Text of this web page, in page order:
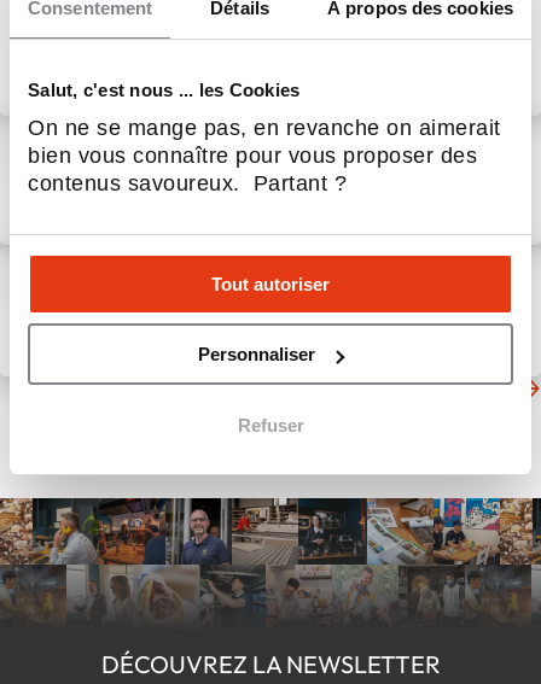
Consentement Détails À propos des cookies
Salut, c'est nous ... les Cookies
On ne se mange pas, en revanche on aimerait
bien vous connaître pour vous proposer des
contenus savoureux. Partant ?
Tout autoriser
Personnaliser
Refuser
implantation en Bretagne
5 Août 2026Restauration
ZENDÖNER lance son
Programme des 20
partenaires franchisés
fondateurs
Argelès-sur-Mer : seconde
ouverture de la nouvelle
génération architecturale de
L'ATELIER PAPILLES !
31 Juil 2026Restauration
D'autres actualités du secteur
DÉCOUVREZ LA NEWSLETTER